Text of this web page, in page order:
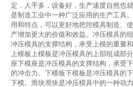
定，人手多，设备好，生产速度自然也
是制造工业中一种广泛应用的生产工具
用和特点，可以更好地把控模具制造、
产增加更大的价值和效益。冲压模具的
冲压模具的支撑结构，承受上模的重量
上模板上模板是冲压模具的上部组成部
座下模座是冲压模具的支撑结构，承受
的冲击力。下模板下模板是冲压模具的
下模。滑块滑块是冲压模具中的一种动